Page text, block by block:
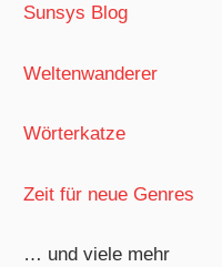
Sunsys Blog
Weltenwanderer
Wörterkatze
Zeit für neue Genres
… und viele mehr